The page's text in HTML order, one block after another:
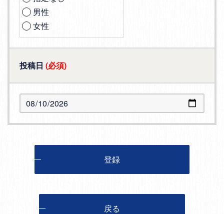
男性
女性
投稿日 (必須)
登録
戻る